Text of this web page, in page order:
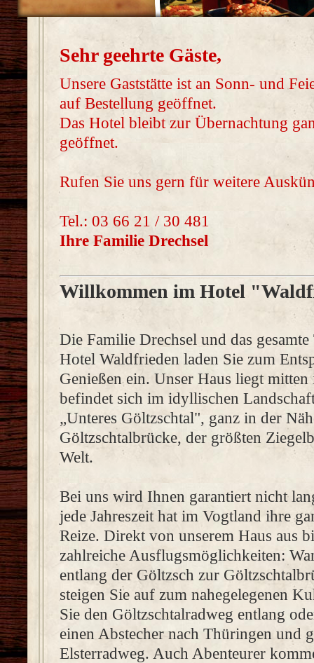
Sehr geehrte Gäste,
Unsere Gaststätte ist an Sonn- und
auf Bestellung geöffnet.
Das Hotel bleibt zur Übernachtung
geöffnet.
Rufen Sie uns gern für weitere
Tel.: 03 66 21 / 30 481
Ihre Familie Drechsel
Willkommen im Hotel
Die Familie Drechsel und das
Hotel Waldfrieden laden Sie zum
Genießen ein. Unser Haus liegt
befindet sich im idyllischen
„Unteres Göltzschtal", ganz in der
Göltzschtalbrücke, der größten
Welt.
Bei uns wird Ihnen garantiert nicht
jede Jahreszeit hat im Vogtland ihre
Reize. Direkt von unserem Haus aus
zahlreiche Ausflugsmöglichkeiten:
entlang der Göltzsch zur
steigen Sie auf zum nahegelegenen
Sie den Göltzschtalradweg entlang
einen Abstecher nach Thüringen und
Elsterradweg. Auch Abenteurer